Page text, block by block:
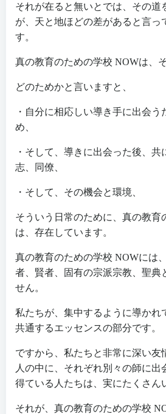
それが在ると無いとでは、その道
が、天と地ほどの差があると言っ
す。
真の教育のための学校 NOWは、
どのためかと言いますと、
・自分に相応しい導き手に出会う
め、
・そして、導きに出会った後、共
志、同僚、
・そして、その機会と環境、
そういう日常のために、真の教育
は、存在しています。
真の教育のための学校 NOWには
者、賢者、固有の宗派宗教、聖典
せん。
私たちが、集中するように導かれ
共通するエッセンスの部分です。
ですから、私たちと非常に深い友
人の中に、それぞれ別々の師に出
得ている人たちは、実にたくさん
それが、真の教育のための学校